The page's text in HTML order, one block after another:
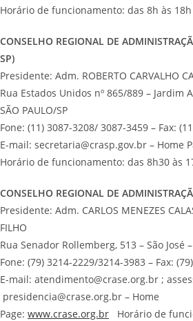
Horário de funcionamento: das 8h às 18h
CONSELHO REGIONAL DE
SP)
Presidente: Adm. ROBERTO CARVALHO
Rua Estados Unidos nº 865/889 – Jardim
SÃO PAULO/SP
Fone: (11) 3087-3208/ 3087-3459 – Fax:
E-mail: secretaria@crasp.gov.br – Home
Horário de funcionamento: das 8h30 às
CONSELHO REGIONAL DE
Presidente: Adm. CARLOS MENEZES
FILHO
Rua Senador Rollemberg, 513 – São José
Fone: (79) 3214-2229/3214-3983 – Fax:
E-mail: atendimento@crase.org.br ;
presidencia@crase.org.br – Home
Page: www.crase.org.br Horário de